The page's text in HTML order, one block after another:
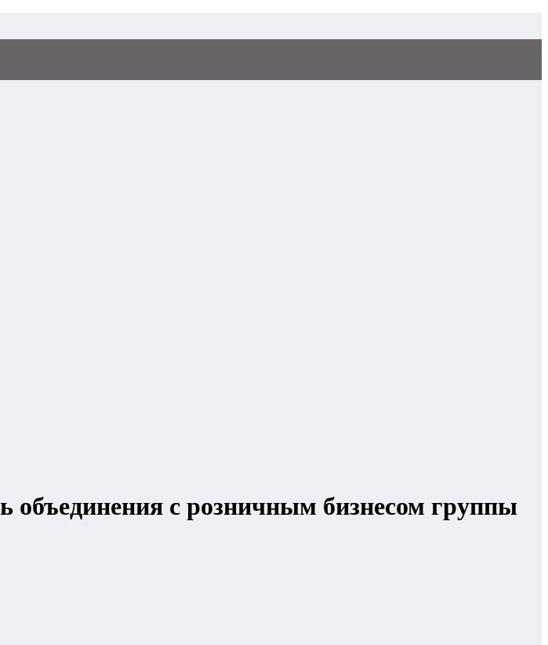
объединения с розничным бизнесом группы